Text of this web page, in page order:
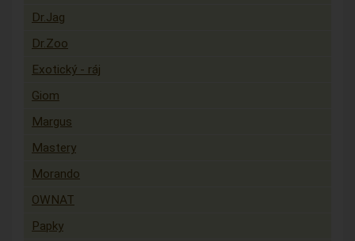
Dr.Jag
Dr.Zoo
Exotický - ráj
Giom
Margus
Mastery
Morando
OWNAT
Papky